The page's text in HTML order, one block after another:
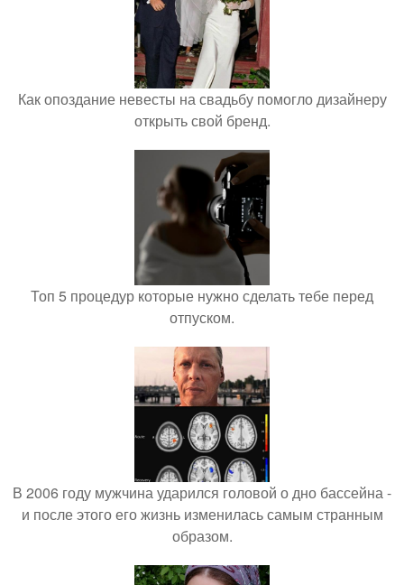
Как опоздание невесты на свадьбу помогло дизайнеру
открыть свой бренд.
Топ 5 процедур которые нужно сделать тебе перед
отпуском.
В 2006 году мужчина ударился головой о дно бассейна -
и после этого его жизнь изменилась самым странным
образом.